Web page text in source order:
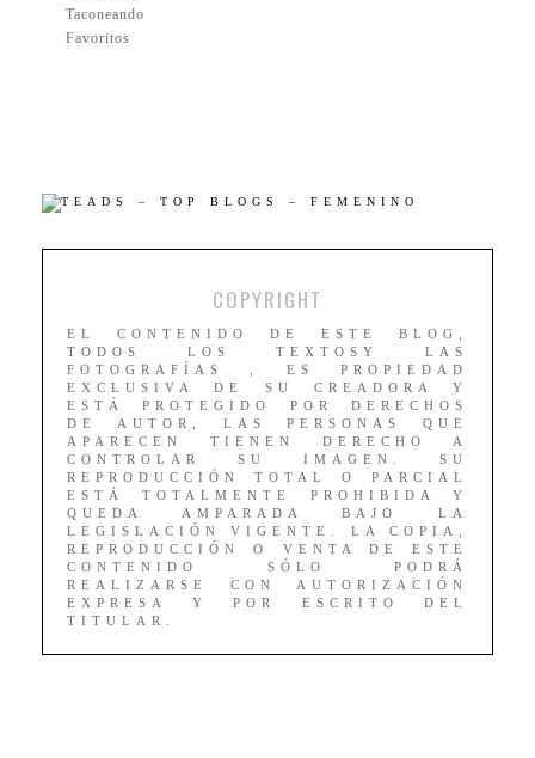
Taconeando
Favoritos
COPYRIGHT
EL CONTENIDO DE ESTE BLOG,
TODOS LOS TEXTOSY LAS
FOTOGRAFÍAS , ES PROPIEDAD
EXCLUSIVA DE SU CREADORA Y
ESTÁ PROTEGIDO POR DERECHOS
DE AUTOR, LAS PERSONAS QUE
APARECEN TIENEN DERECHO A
CONTROLAR SU IMAGEN. SU
REPRODUCCIÓN TOTAL O PARCIAL
ESTÁ TOTALMENTE PROHIBIDA Y
QUEDA AMPARADA BAJO LA
LEGISLACIÓN VIGENTE. LA COPIA,
REPRODUCCIÓN O VENTA DE ESTE
CONTENIDO SÓLO PODRÁ
REALIZARSE CON AUTORIZACIÓN
EXPRESA Y POR ESCRITO DEL
TITULAR.